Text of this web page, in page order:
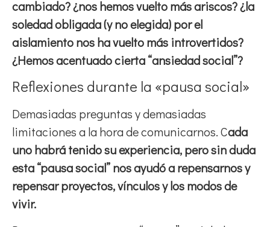
cambiado? ¿nos hemos vuelto más ariscos? ¿la
soledad obligada (y no elegida) por el
aislamiento nos ha vuelto más introvertidos?
¿Hemos acentuado cierta “ansiedad social”?
Reflexiones durante la «pausa social»
Demasiadas preguntas y demasiadas
limitaciones a la hora de comunicarnos. Cada
uno habrá tenido su experiencia, pero sin duda
esta “pausa social” nos ayudó a repensarnos y
repensar proyectos, vínculos y los modos de
vivir.